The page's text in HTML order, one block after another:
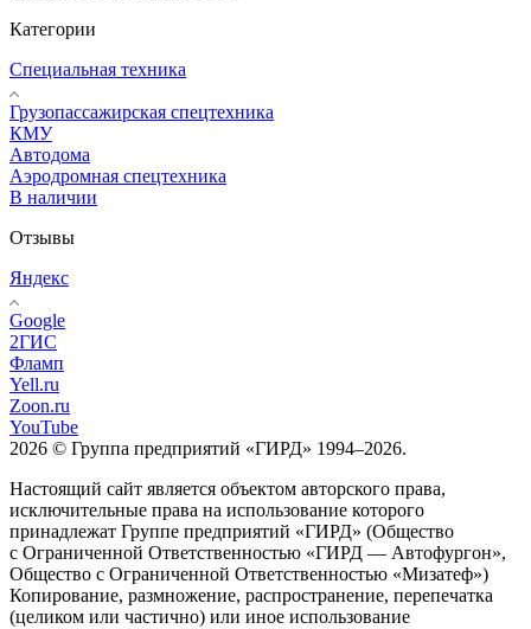
Категории
Специальная техника
Грузопассажирская спецтехника
КМУ
Автодома
Аэродромная спецтехника
В наличии
Отзывы
Яндекс
Google
2ГИС
Фламп
Yell.ru
Zoon.ru
YouTube
2026 © Группа предприятий «ГИРД» 1994–2026.
Настоящий сайт является объектом авторского права,
исключительные права на использование которого
принадлежат Группе предприятий «ГИРД» (Общество
с Ограниченной Ответственностью «ГИРД — Автофургон»,
Общество с Ограниченной Ответственностью «Мизатеф»)
Копирование, размножение, распространение, перепечатка
(целиком или частично) или иное использование